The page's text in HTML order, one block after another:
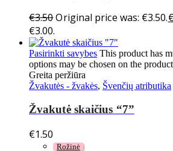
€3.50Original price was: €3.50.
€3.00.
Pasirinkti savybes This product has
options may be chosen on the
Greita peržiūra
Žvakutės - žvakės, Švenčių atributika
Žvakutė skaičius “7”
€1.50
Rožinė